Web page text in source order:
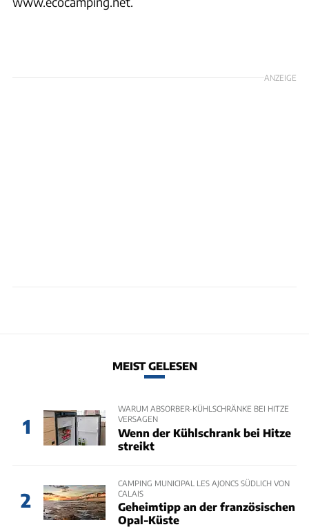
ANZEIGE
MEIST GELESEN
1
WARUM ABSORBER-KÜHLSCHRÄNKE BEI HITZE
VERSAGEN
Wenn der Kühlschrank bei Hitze
streikt
2
CAMPING MUNICIPAL LES AJONCS SÜDLICH VON
CALAIS
Geheimtipp an der französischen
Opal-Küste